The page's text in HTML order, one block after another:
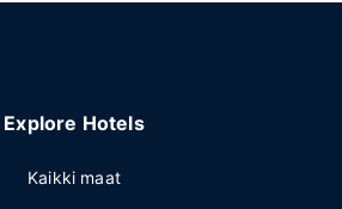
Explore Hotels
Kaikki maat